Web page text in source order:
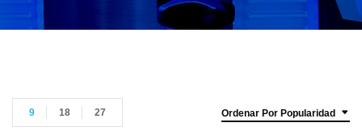
Ordenar Por Popularidad
9 18 27